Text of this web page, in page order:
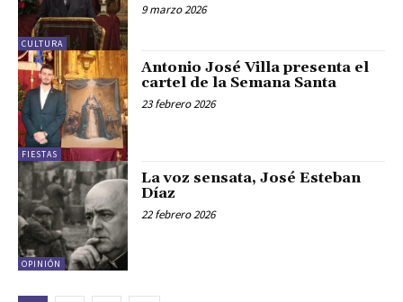
CULTURA
9 marzo 2026
FIESTAS
Antonio José Villa presenta el
cartel de la Semana Santa
23 febrero 2026
OPINIÓN
La voz sensata, José Esteban
Díaz
22 febrero 2026